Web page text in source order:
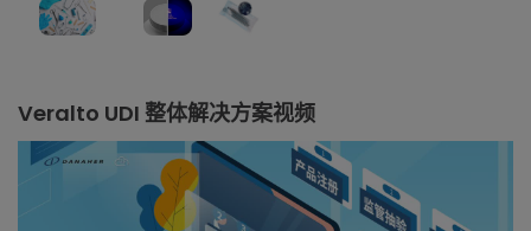
Veralto UDI 整体解决方案视频